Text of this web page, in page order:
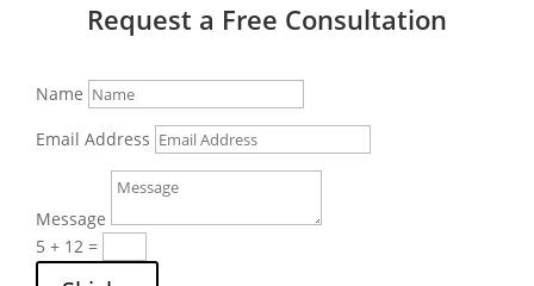
Request a Free Consultation
Name
Email Address
Message
5 + 12 =